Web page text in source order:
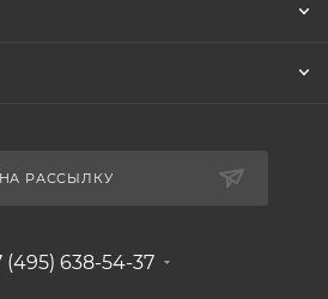
РАССЫЛКУ
(495) 638-54-37